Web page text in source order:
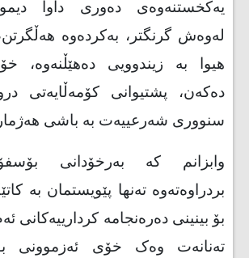
یەکخستنەوەی دەوری داوا
لەوەش گرنگتر، بەکردەوە
هیوا بە زیندوویی دەهێڵنەوە،
دەکەن، پشتیوانی کۆمەڵایەتی
سنووری شەرعییەت بە باشی
وابزانم کە بەرخۆدانی
بردراوەتەوە تەنها پێویستمان بە
بۆ بینینی دەرەنجامە کردارییەکانی
تەنانەت وەک خۆی ئەزموونی